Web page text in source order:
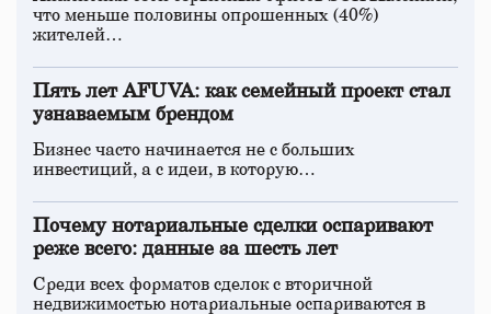
что меньше половины опрошенных (40%)
жителей…
Пять лет AFUVA: как семейный проект стал
узнаваемым брендом
Бизнес часто начинается не с больших
инвестиций, а с идеи, в которую…
Почему нотариальные сделки оспаривают
реже всего: данные за шесть лет
Среди всех форматов сделок с вторичной
недвижимостью нотариальные оспариваются в